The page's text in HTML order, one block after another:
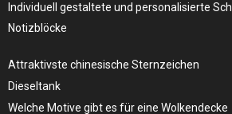
Individuell gestaltete und personalisierte
Notizblöcke
Attraktivste chinesische Sternzeichen
Dieseltank
Welche Motive gibt es für eine Wolkendecke